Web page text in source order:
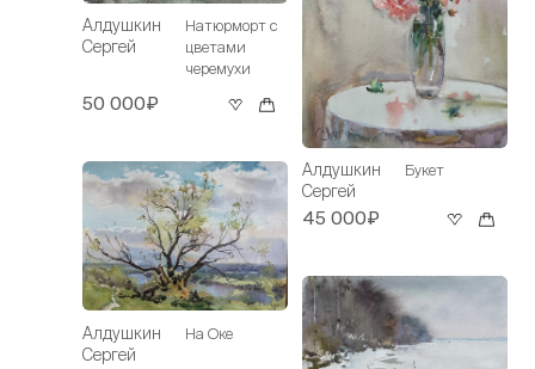
Алдушкин
Сергей
Натюрморт с
цветами
черемухи
50 000₽
Алдушкин
Сергей
На Оке
Алдушкин
Сергей
Букет
45 000₽